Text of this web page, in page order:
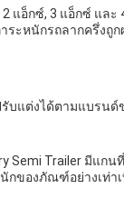
2 แอ็กซ์, 3 แอ็กซ์ แ
ะหนักรถลากครึ่งถู
รับแต่งได้ตามแบ
Semi Trailer มี
ของภัณฑ์อย่างเท่า